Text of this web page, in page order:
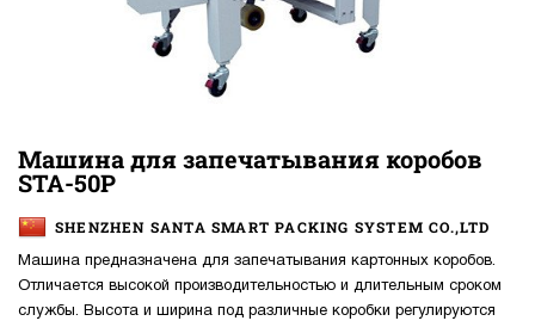
Машина для запечатывания коробов
STA-50P
SHENZHEN SANTA SMART PACKING SYSTEM CO.,LTD
Машина предназначена для запечатывания картонных коробов.
Отличается высокой производительностью и длительным сроком
службы. Высота и ширина под различные коробки регулируются